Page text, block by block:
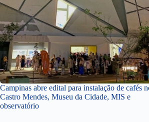
Campinas abre edital para instalação de cafés
Castro Mendes, Museu da Cidade, MIS e
observatório